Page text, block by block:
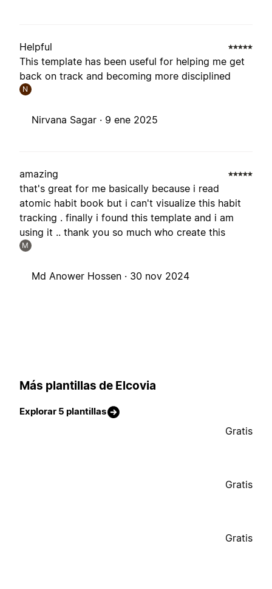
Helpful
This template has been useful for helping me get
back on track and becoming more disciplined
N
Nirvana Sagar · 9 ene 2025
amazing
that's great for me basically because i read
atomic habit book but i can't visualize this habit
tracking . finally i found this template and i am
using it .. thank you so much who create this
M
Md Anower Hossen · 30 nov 2024
Más plantillas de Elcovia
Explorar 5 plantillas
Gratis
Gratis
Gratis